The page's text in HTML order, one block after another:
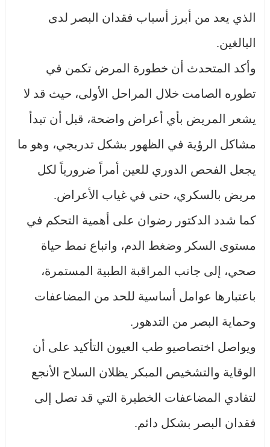
الذي يعد من أبرز أسباب فقدان البصر لدى
البالغين.
وأكد المتحدث أن خطورة المرض تكمن في
تطوره الصامت خلال المراحل الأولى، حيث قد لا
يشعر المريض بأي أعراض واضحة، قبل أن تبدأ
مشاكل الرؤية في الظهور بشكل تدريجي، وهو ما
يجعل الفحص الدوري للعين أمراً ضرورياً لكل
مريض بالسكري، حتى في غياب الأعراض.
كما شدد الدكتور رضوان على أهمية التحكم في
مستوى السكر وضغط الدم، واتباع نمط حياة
صحي، إلى جانب المراقبة الطبية المستمرة،
باعتبارها عوامل أساسية للحد من المضاعفات
وحماية البصر من التدهور.
ويواصل اختصاصيو طب العيون التأكيد على أن
الوقاية والتشخيص المبكر يظلان السلاح الأنجع
لتفادي المضاعفات الخطيرة التي قد تصل إلى
فقدان البصر بشكل دائم.